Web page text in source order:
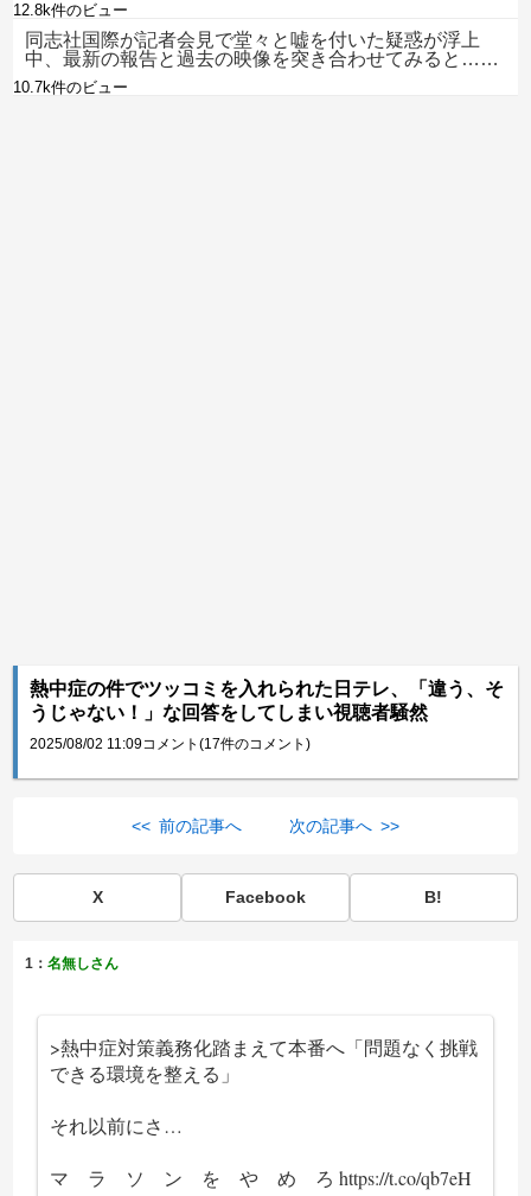
12.8k件のビュー
同志社国際が記者会見で堂々と嘘を付いた疑惑が浮上
中、最新の報告と過去の映像を突き合わせてみると……
10.7k件のビュー
熱中症の件でツッコミを入れられた日テレ、「違う、そ
うじゃない！」な回答をしてしまい視聴者騒然
2025/08/02 11:09コメント(17件のコメント)
<< 前の記事へ 次の記事へ >>
X Facebook B!
1：名無しさん
>熱中症対策義務化踏まえて本番へ「問題なく挑戦
できる環境を整える」
それ以前にさ…
マ ラ ソ ン を や め ろhttps://t.co/qb7eH